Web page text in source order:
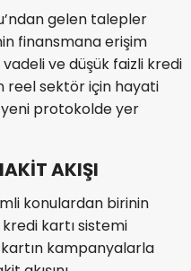
gelen talepler
finansmana erişim
ve düşük faizli kredi
reel sektör için hayati
yeni protokolde yer
AKIŞI
konulardan birinin
kartı sistemi
kampanyalarla